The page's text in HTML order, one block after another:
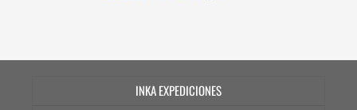
INKA EXPEDICIONES